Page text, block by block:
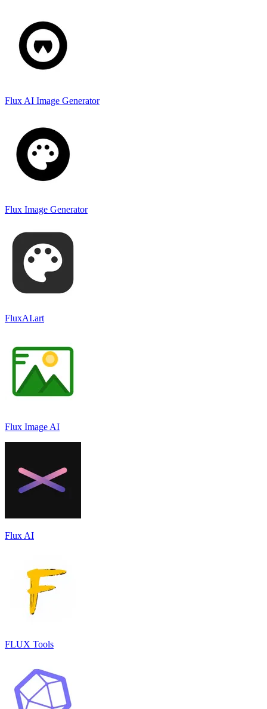
Flux AI Image Generator
Flux Image Generator
FluxAI.art
Flux Image AI
Flux AI
FLUX Tools